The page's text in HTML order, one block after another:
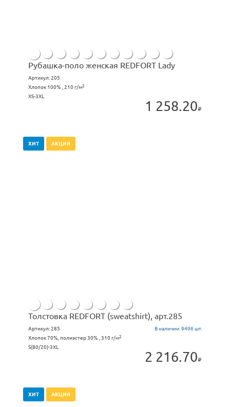
Рубашка-поло женская REDFORT Lady
Артикул:205
Хлопок 100% , 210 г/м2
XS-3XL
1 258.20
ХИТ АКЦИЯ
Толстовка REDFORT (sweatshirt), арт.285
Артикул:285 В наличии:9496 шт.
Хлопок 70%, полиэстер 30% , 310 г/м2
S(80/20)-3XL
2 216.70
ХИТ АКЦИЯ